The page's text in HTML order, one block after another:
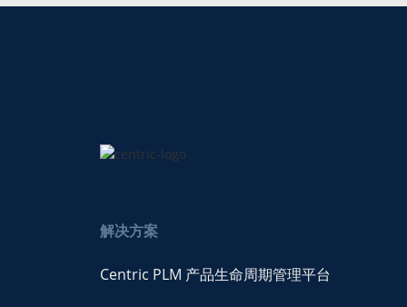
解决方案
Centric PLM 产品生命周期管理平台